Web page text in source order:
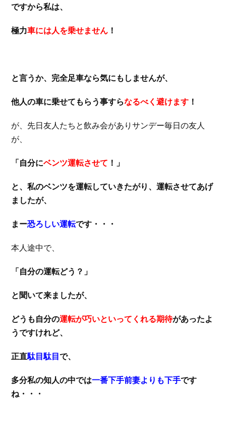
ですから私は、
極力車には人を乗せません ！
と言うか、完全足車なら気にもしませんが、
他人の車に乗せてもらう事すらなるべく避けます ！
が、先日友人たちと飲み会がありサンデー毎日の友人
が、
「自分にベンツ運転させて ！」
と、私のベンツを運転していきたがり、運転させてあげ
ましたが、
まー恐ろしい運転です・・・
本人途中で、
「自分の運転どう？」
と聞いて来ましたが、
どうも自分の運転が巧いといってくれる期待があったよ
うですけれど、
正直駄目駄目で、
多分私の知人の中では一番下手前妻よりも下手です
ね・・・